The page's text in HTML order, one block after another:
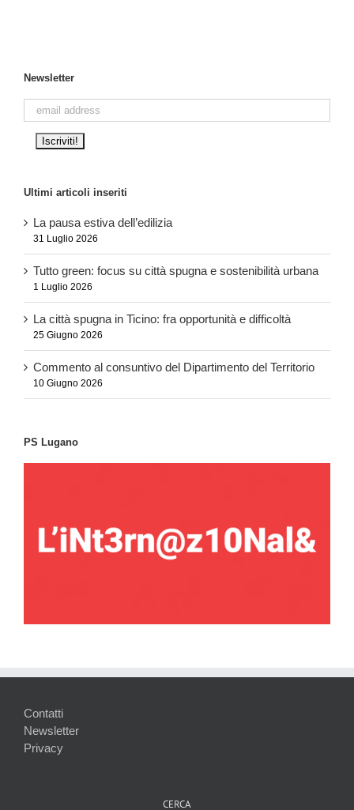
Newsletter
Ultimi articoli inseriti
La pausa estiva dell’edilizia
31 Luglio 2026
Tutto green: focus su città spugna e sostenibilità urbana
1 Luglio 2026
La città spugna in Ticino: fra opportunità e difficoltà
25 Giugno 2026
Commento al consuntivo del Dipartimento del Territorio
10 Giugno 2026
PS Lugano
Contatti
Newsletter
Privacy
CERCA